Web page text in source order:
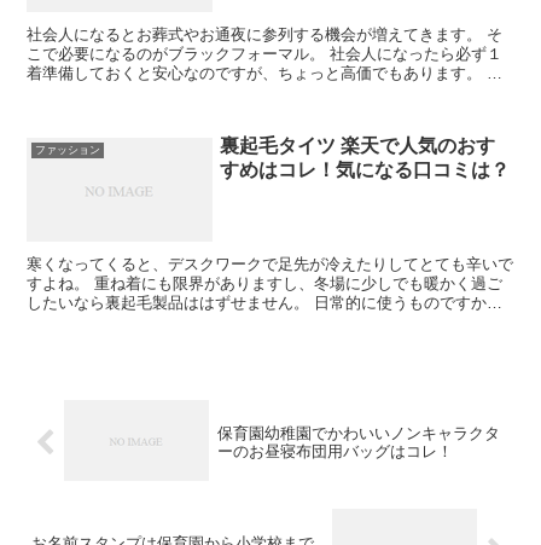
社会人になるとお葬式やお通夜に参列する機会が増えてきます。 そ
こで必要になるのがブラックフォーマル。 社会人になったら必ず１
着準備しておくと安心なのですが、ちょっと高価でもあります。 必
ファッション
裏起毛タイツ 楽天で人気のおす
すめはコレ！気になる口コミは？
寒くなってくると、デスクワークで足先が冷えたりしてとても辛いで
すよね。 重ね着にも限界がありますし、冬場に少しでも暖かく過ご
したいなら裏起毛製品ははずせません。 日常的に使うものですか
保育園幼稚園でかわいいノンキャラクタ
ーのお昼寝布団用バッグはコレ！